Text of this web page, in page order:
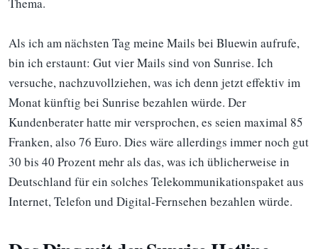
Thema.
Als ich am nächsten Tag meine Mails bei Bluewin aufrufe,
bin ich erstaunt: Gut vier Mails sind von Sunrise. Ich
versuche, nachzuvollziehen, was ich denn jetzt effektiv im
Monat künftig bei Sunrise bezahlen würde. Der
Kundenberater hatte mir versprochen, es seien maximal 85
Franken, also 76 Euro. Dies wäre allerdings immer noch gut
30 bis 40 Prozent mehr als das, was ich üblicherweise in
Deutschland für ein solches Telekommunikationspaket aus
Internet, Telefon und Digital-Fernsehen bezahlen würde.